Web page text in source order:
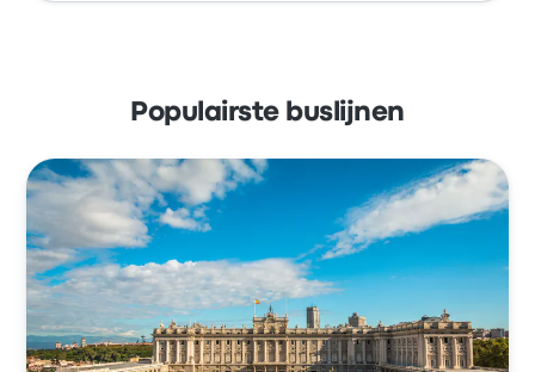
Populairste buslijnen